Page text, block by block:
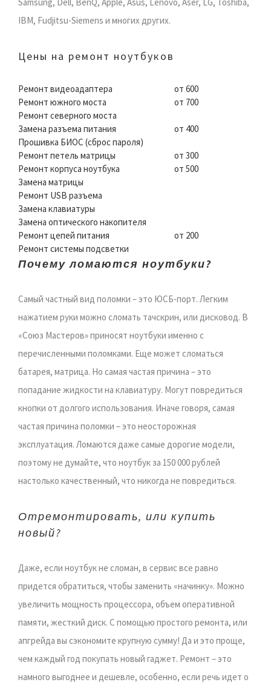
Samsung, Dell, BenQ, Apple, Asus, Lenovo, Aser, LG, Toshiba,
IBM, Fudjitsu-Siemens и многих других.
Цены на ремонт ноутбуков
Ремонт видеоадаптера
от 600
Ремонт южного моста
от 700
Ремонт северного моста
Замена разъема питания
от 400
Прошивка БИОС (сброс пароля)
Ремонт петель матрицы
от 300
Ремонт корпуса ноутбука
от 500
Замена матрицы
Ремонт USB разъема
Замена клавиатуры
Замена оптического накопителя
Ремонт цепей питания
от 200
Ремонт системы подсветки
Почему ломаются ноутбуки?
Самый частный вид поломки – это ЮСБ-порт. Легким
нажатием руки можно сломать тачскрин, или дисковод. В
«Союз Мастеров» приносят ноутбуки именно с
перечисленными поломками. Еще может сломаться
батарея, матрица. Но самая частая причина – это
попадание жидкости на клавиатуру. Могут повредиться
кнопки от долгого использования. Иначе говоря, самая
частая причина поломки – это неосторожная
эксплуатация. Ломаются даже самые дорогие модели,
поэтому не думайте, что ноутбук за 150 000 рублей
настолько качественный, что никогда не повредиться.
Отремонтировать, или купить
новый?
Даже, если ноутбук не сломан, в сервис все равно
придется обратиться, чтобы заменить «начинку». Можно
увеличить мощность процессора, объем оперативной
памяти, жесткий диск. С помощью простого ремонта, или
апгрейда вы сэкономите крупную сумму! Да и это проще,
чем каждый год покупать новый гаджет. Ремонт – это
намного выгоднее и дешевле, особенно, если речь идет о